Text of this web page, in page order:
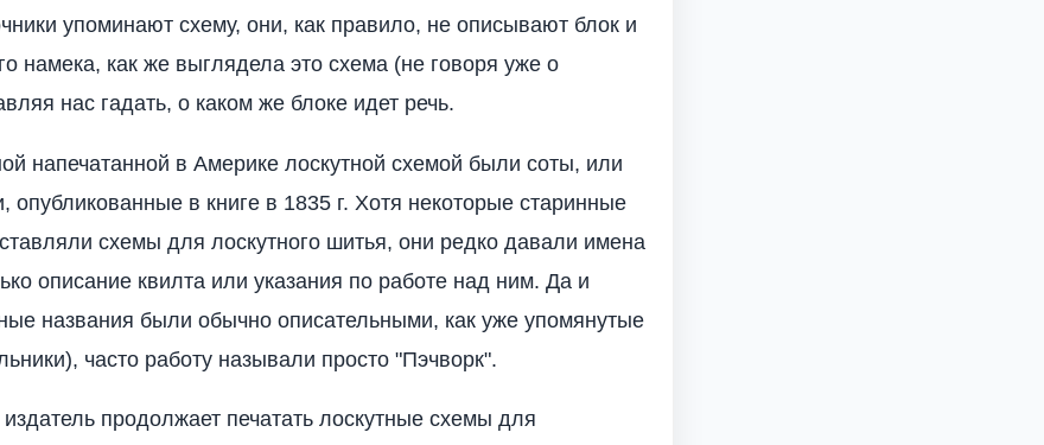
упоминают схему, они, как правило, не описывают блок и
намека, как же выглядела это схема (не говоря уже о
нас гадать, о каком же блоке идет речь.
напечатанной в Америке лоскутной схемой были соты, или
опубликованные в книге в 1835 г. Хотя некоторые старинные
схемы для лоскутного шитья, они редко давали имена
описание квилта или указания по работе над ним. Да и
названия были обычно описательными, как уже упомянутые
часто работу называли просто "Пэчворк".
продолжает печатать лоскутные схемы для